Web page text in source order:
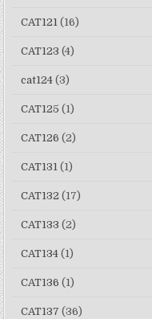
CAT121 (16)
CAT123 (4)
cat124 (3)
CAT125 (1)
CAT126 (2)
CAT131 (1)
CAT132 (17)
CAT133 (2)
CAT134 (1)
CAT136 (1)
CAT137 (36)